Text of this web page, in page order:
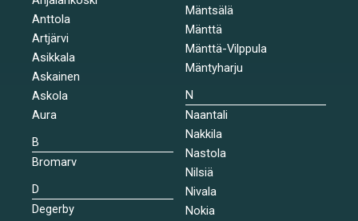
Anttola
Artjärvi
Asikkala
Askainen
Askola
Aura
B
Bromarv
D
Degerby
Mäntsälä
Mänttä
Mänttä-Vilppula
Mäntyharju
N
Naantali
Nakkila
Nastola
Nilsiä
Nivala
Nokia